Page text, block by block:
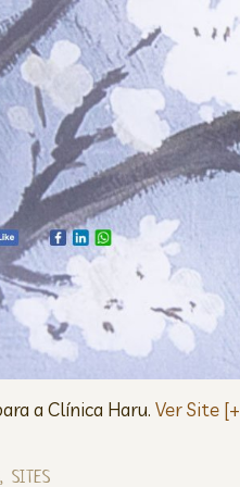
a Clínica Haru. Ver Site
, SITES